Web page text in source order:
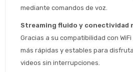
mediante comandos de voz.
Streaming fluido y conectividad
Gracias a su compatibilidad con
más rápidas y estables para
videos sin interrupciones.
Comprá ahora
Después, hasta
Cédula de identidad
Estimado/a